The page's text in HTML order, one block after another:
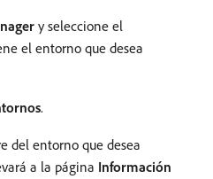
y seleccione el
el entorno que desea
.
del entorno que desea
a la página Información